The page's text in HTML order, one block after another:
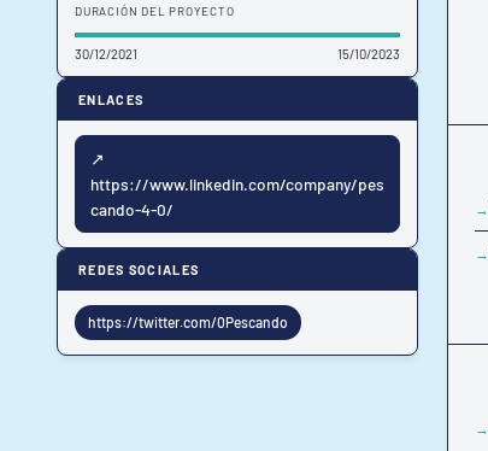
DURACIÓN DEL PROYECTO
30/12/2021 15/10/2023
ENLACES
↗
https://www.linkedin.com/company/pes
cando-4-0/
REDES SOCIALES
https://twitter.com/0Pescando